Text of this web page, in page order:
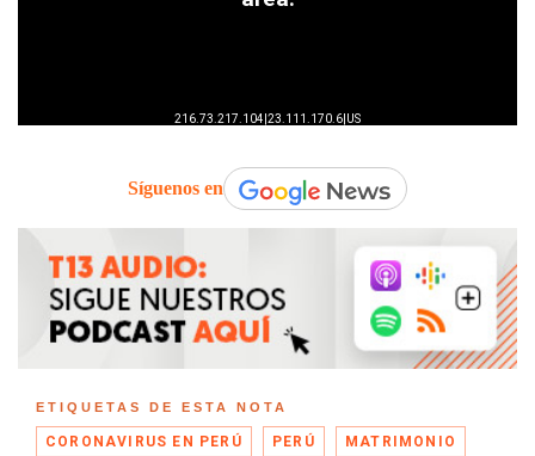
Síguenos en
ETIQUETAS DE ESTA NOTA
CORONAVIRUS EN PERÚ PERÚ MATRIMONIO